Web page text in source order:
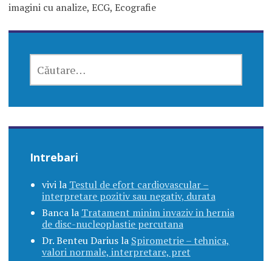
imagini cu analize, ECG, Ecografie
DUPĂ:
Intrebari
vivila Testul de efort cardiovascular –
interpretare pozitiv sau negativ, durata
Bancala Tratament minim invaziv in hernia
de disc-nucleoplastie percutana
Dr. Benteu Dariusla Spirometrie – tehnica,
valori normale, interpretare, pret